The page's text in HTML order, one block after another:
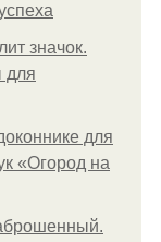
значок.
для
для
«Огород на